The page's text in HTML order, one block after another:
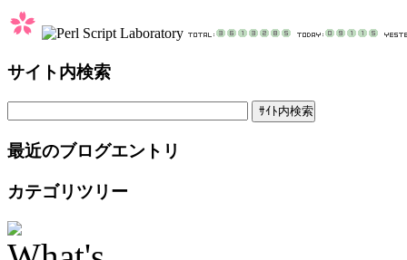
サイト内検索
最近のブログエントリ
カテゴリツリー